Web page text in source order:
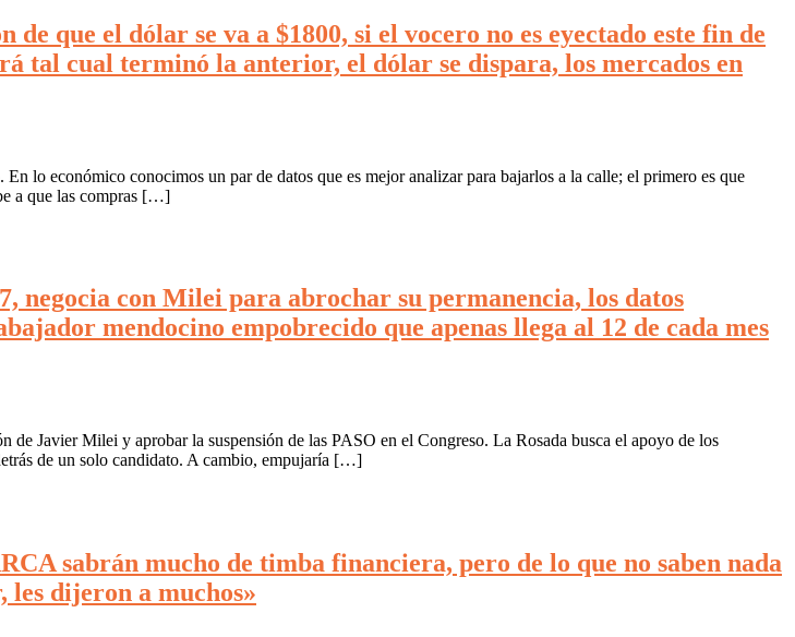
que el dólar se va a $1800, si el vocero no es eyectado este fin de
tal cual terminó la anterior, el dólar se dispara, los mercados en
lo económico conocimos un par de datos que es mejor analizar para bajarlos a la calle; el primero es que
a que las compras […]
negocia con Milei para abrochar su permanencia, los datos
mendocino empobrecido que apenas llega al 12 de cada mes
Javier Milei y aprobar la suspensión de las PASO en el Congreso. La Rosada busca el apoyo de los
de un solo candidato. A cambio, empujaría […]
sabrán mucho de timba financiera, pero de lo que no saben nada
les dijeron a muchos»